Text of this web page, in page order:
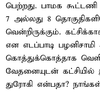
பெற்றது. பாமக
7 அல்லது 8
வென்றிருக்கும்.
என எடப்பாடி பழனிசாமி
கொத்துக்கொத்தாக
வேதனையுடன் கட்சியில்
துரோகி என்பதா?